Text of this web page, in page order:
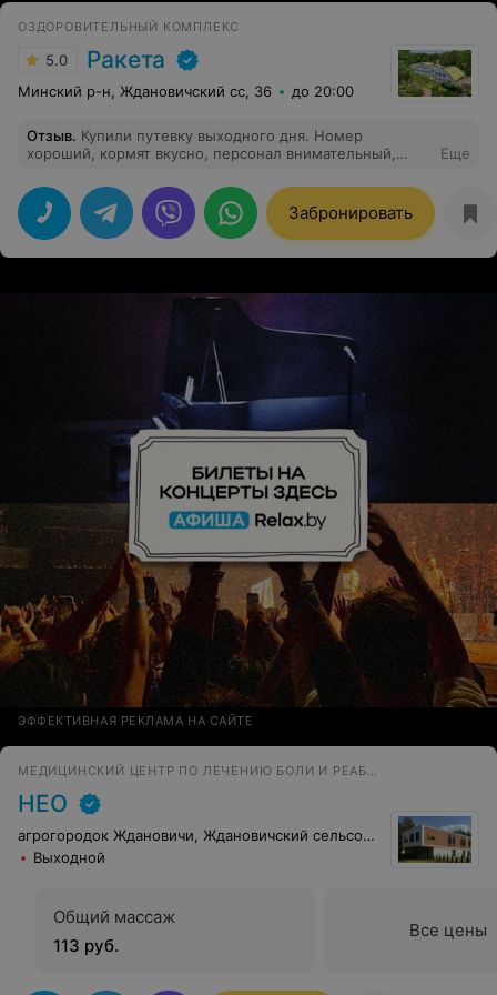
ОЗДОРОВИТЕЛЬНЫЙ КОМПЛЕКС
5.0 Ракета
Минский р-н, Ждановичский сс, 36 до 20:00
Отзыв. Купили путевку выходного дня. Номер
хороший, кормят вкусно, персонал внимательный,
Еще
Забронировать
ЭФФЕКТИВНАЯ РЕКЛАМА НА САЙТЕ
МЕДИЦИНСКИЙ ЦЕНТР ПО ЛЕЧЕНИЮ БОЛИ И РЕАБИЛИТАЦИИ
НЕО
агрогородок Ждановичи, Ждановичский сельсовет, 105
Выходной
Общий массаж
113 руб.
Все цены